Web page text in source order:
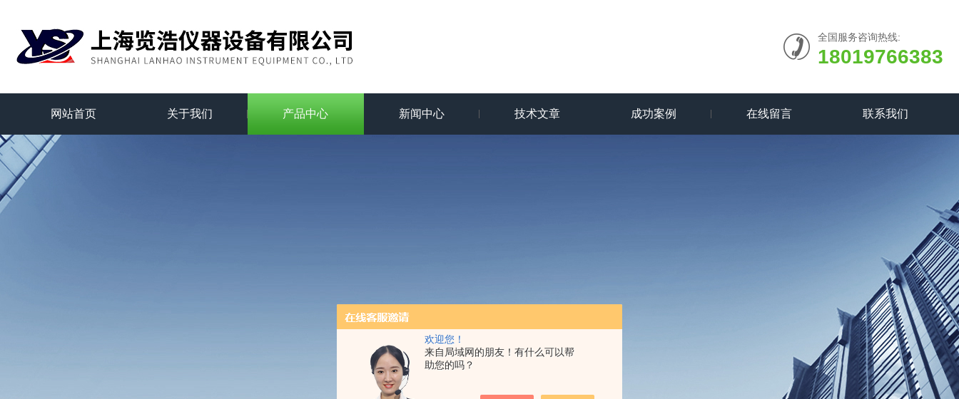
欢迎您！
来自局域网的朋友！有什么可以帮
助您的吗？
全国服务咨询热线:
18019766383
网站首页 关于我们 产品中心 新闻中心 技术文章 成功案例 在线留言 联系我们